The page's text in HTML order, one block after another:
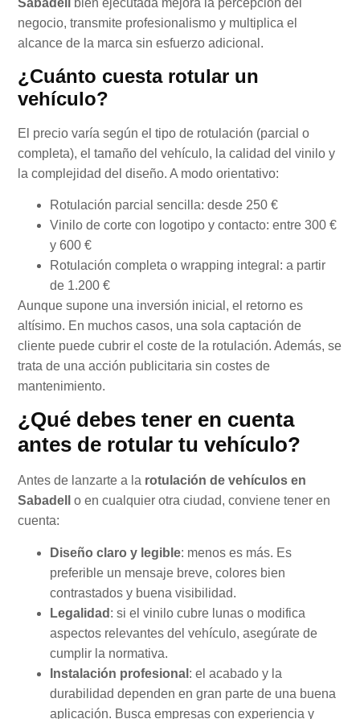
Sabadell
bien ejecutada mejora la percepción del
negocio, transmite profesionalismo y multiplica el
alcance de la marca sin esfuerzo adicional.
¿Cuánto cuesta rotular un
vehículo?
El precio varía según el tipo de rotulación (parcial o
completa), el tamaño del vehículo, la calidad del vinilo y
la complejidad del diseño. A modo orientativo:
Rotulación parcial sencilla: desde 250 €
Vinilo de corte con logotipo y contacto: entre 300 €
y 600 €
Rotulación completa o wrapping integral: a partir
de 1.200 €
Aunque supone una inversión inicial, el retorno es
altísimo. En muchos casos, una sola captación de
cliente puede cubrir el coste de la rotulación. Además, se
trata de una acción publicitaria sin costes de
mantenimiento.
¿Qué debes tener en cuenta
antes de rotular tu vehículo?
Antes de lanzarte a la rotulación de vehículos en
Sabadell
o en cualquier otra ciudad, conviene tener en
cuenta:
Diseño claro y legible: menos es más. Es
preferible un mensaje breve, colores bien
contrastados y buena visibilidad.
Legalidad : si el vinilo cubre lunas o modifica
aspectos relevantes del vehículo, asegúrate de
cumplir la normativa.
Instalación profesional : el acabado y la
durabilidad dependen en gran parte de una buena
aplicación. Busca empresas con experiencia y